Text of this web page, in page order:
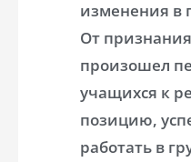
изменения в
От
произошел
учащихся к
позицию,
работать в